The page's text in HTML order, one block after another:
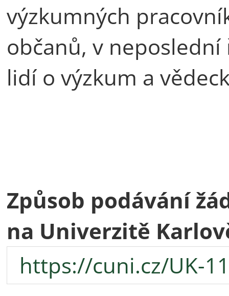
výzkumných
občanů, v
lidí o výzkum a
Způsob podávání
na Univerzitě
https://cuni.cz/UK-